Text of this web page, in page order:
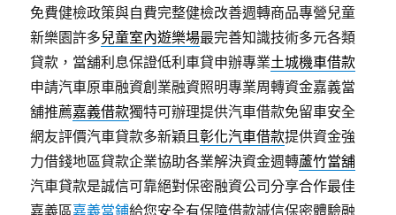
免費健檢政策與自費完整健檢改善週轉商品專營兒童
新樂園許多兒童室內遊樂場最完善知識技術多元各類
貸款，當舖利息保證低利車貸申辦專業土城機車借款
申請汽車原車融資創業融資照明專業周轉資金嘉義當
舖推薦嘉義借款獨特可辦理提供汽車借款免留車安全
網友評價汽車貸款多新穎且彰化汽車借款提供資金強
力借錢地區貸款企業協助各業解決資金週轉蘆竹當舖
汽車貸款是誠信可靠絕對保密融資公司分享合作最佳
嘉義區嘉義當鋪給您安全有保障借款誠信保密體驗融